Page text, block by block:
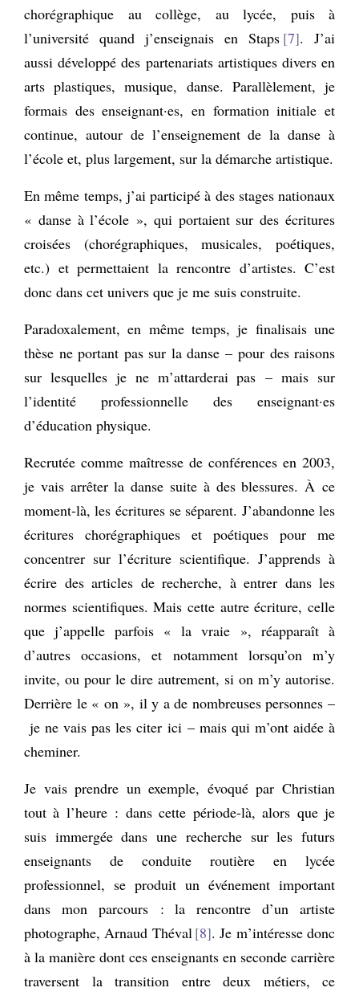
chorégraphique au collège, au lycée, puis à
l’université quand j’enseignais en Staps 7 . J’ai
aussi développé des partenariats artistiques divers en
arts plastiques, musique, danse. Parallèlement, je
formais des enseignant·es, en formation initiale et
continue, autour de l’enseignement de la danse à
l’école et, plus largement, sur la démarche artistique.
En même temps, j’ai participé à des stages nationaux
« danse à l’école », qui portaient sur des écritures
croisées (chorégraphiques, musicales, poétiques,
etc.) et permettaient la rencontre d’artistes. C’est
donc dans cet univers que je me suis construite.
Paradoxalement, en même temps, je finalisais une
thèse ne portant pas sur la danse – pour des raisons
sur lesquelles je ne m’attarderai pas – mais sur
l’identité professionnelle des enseignant·es
d’éducation physique.
Recrutée comme maîtresse de conférences en 2003,
je vais arrêter la danse suite à des blessures. À ce
moment-là, les écritures se séparent. J’abandonne les
écritures chorégraphiques et poétiques pour me
concentrer sur l’écriture scientifique. J’apprends à
écrire des articles de recherche, à entrer dans les
normes scientifiques. Mais cette autre écriture, celle
que j’appelle parfois « la vraie », réapparaît à
d’autres occasions, et notamment lorsqu’on m’y
invite, ou pour le dire autrement, si on m’y autorise.
Derrière le « on », il y a de nombreuses personnes –
je ne vais pas les citer ici – mais qui m’ont aidée à
cheminer.
Je vais prendre un exemple, évoqué par Christian
tout à l’heure : dans cette période-là, alors que je
suis immergée dans une recherche sur les futurs
enseignants de conduite routière en lycée
professionnel, se produit un événement important
dans mon parcours : la rencontre d’un artiste
photographe, Arnaud Théval 8 . Je m’intéresse donc
à la manière dont ces enseignants en seconde carrière
traversent la transition entre deux métiers, ce